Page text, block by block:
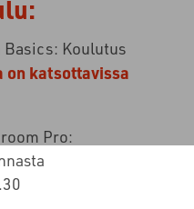
Basics: Koulutus
on katsottavissa
Pro: